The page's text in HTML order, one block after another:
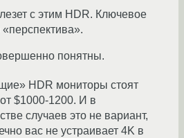
с этим HDR. Ключевое
«перспектива».
понятны.
HDR мониторы стоят
$1000-1200. И в
случаев это не вариант,
вас не устраивает 4K в